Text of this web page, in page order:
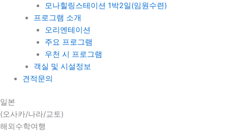
모나힐링스테이션 1박2일(임원수련)
프로그램 소개
오리엔테이션
주요 프로그램
우천 시 프로그램
객실 및 시설정보
견적문의
일본
(오사카/나라/교토)
해외수학여행